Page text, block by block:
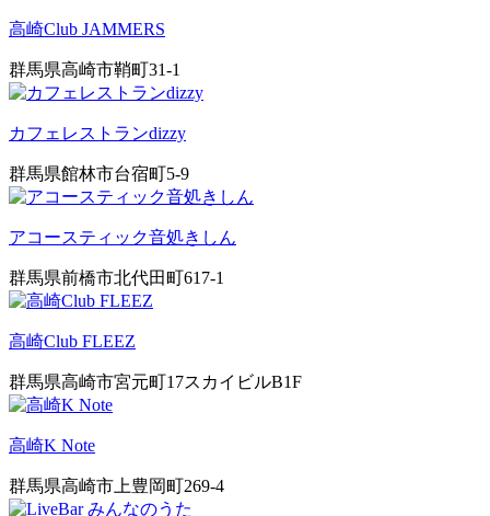
高崎Club JAMMERS
群馬県高崎市鞘町31-1
カフェレストランdizzy
群馬県館林市台宿町5-9
アコースティック音処きしん
群馬県前橋市北代田町617-1
高崎Club FLEEZ
群馬県高崎市宮元町17スカイビルB1F
高崎K Note
群馬県高崎市上豊岡町269-4